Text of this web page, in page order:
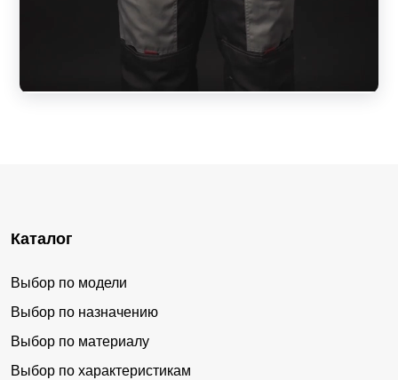
Каталог
Выбор по модели
Выбор по назначению
Выбор по материалу
Выбор по характеристикам